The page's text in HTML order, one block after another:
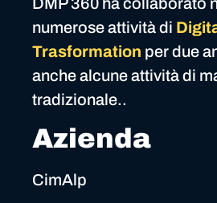
numerose attività di
Trasformation per due
anche alcune attività di
tradizionale..
Azienda
CimAlp